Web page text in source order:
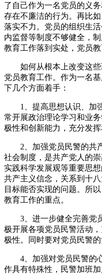
了自己作为一名党员的义
存在不廉洁的行为。再比
落实不力。党员的组织生
内监督等制度不够健全，
教育工作落到实处，党员教
如何从根本上改变这些
党员教育工作。作为一名
下几个方面着手：
1、提高思想认识、加强
常开展政治理论学习和业
极性和创新能力，充分发
2、加强党员民警的共产
社会制度，是共产党人的
实践科学发展观等重要思
共产主义信念，关系到十
目标能否实现的问题。所
教育工作的重点。
3、进一步健全完善党员
极开展各项党员民警活动
极性。同时要对党员民警的
4、加强对党员民警的心
作具有特殊性，民警加班